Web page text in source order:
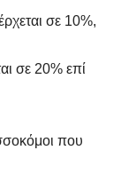
σε 10%,
σε 20% επί
που